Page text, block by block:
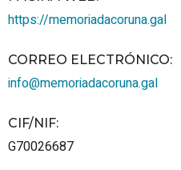
https://memoriadacoruna.gal
CORREO ELECTRÓNICO:
info@memoriadacoruna.gal
CIF/NIF:
G70026687